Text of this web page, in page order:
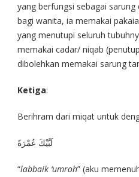
yang berfungsi sebagai
bagi wanita, ia memakai
yang menutupi seluruh
memakai cadar/ niqab
dibolehkan memakai sarung
Ketiga:
Berihram dari miqat untuk
لَبَّيْكَ عُمْرَةً
“labbaik ‘umroh” (aku